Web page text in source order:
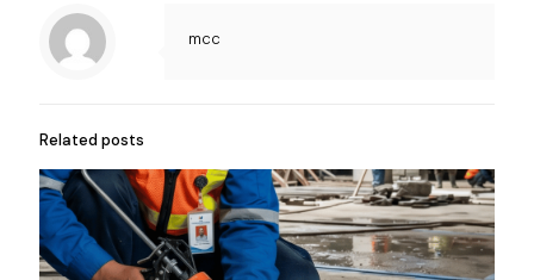
mcc
Related posts